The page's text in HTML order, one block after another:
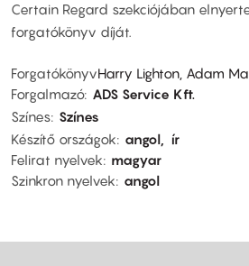
Certain Regard szekciójában
forgatókönyv díját.
ForgatókönyvHarry Lighton, Adam
Forgalmazó
ADS Service Kft.
Színes Színes
Készítő országok
angol
ír
Felirat nyelvek
magyar
Szinkron nyelvek
angol